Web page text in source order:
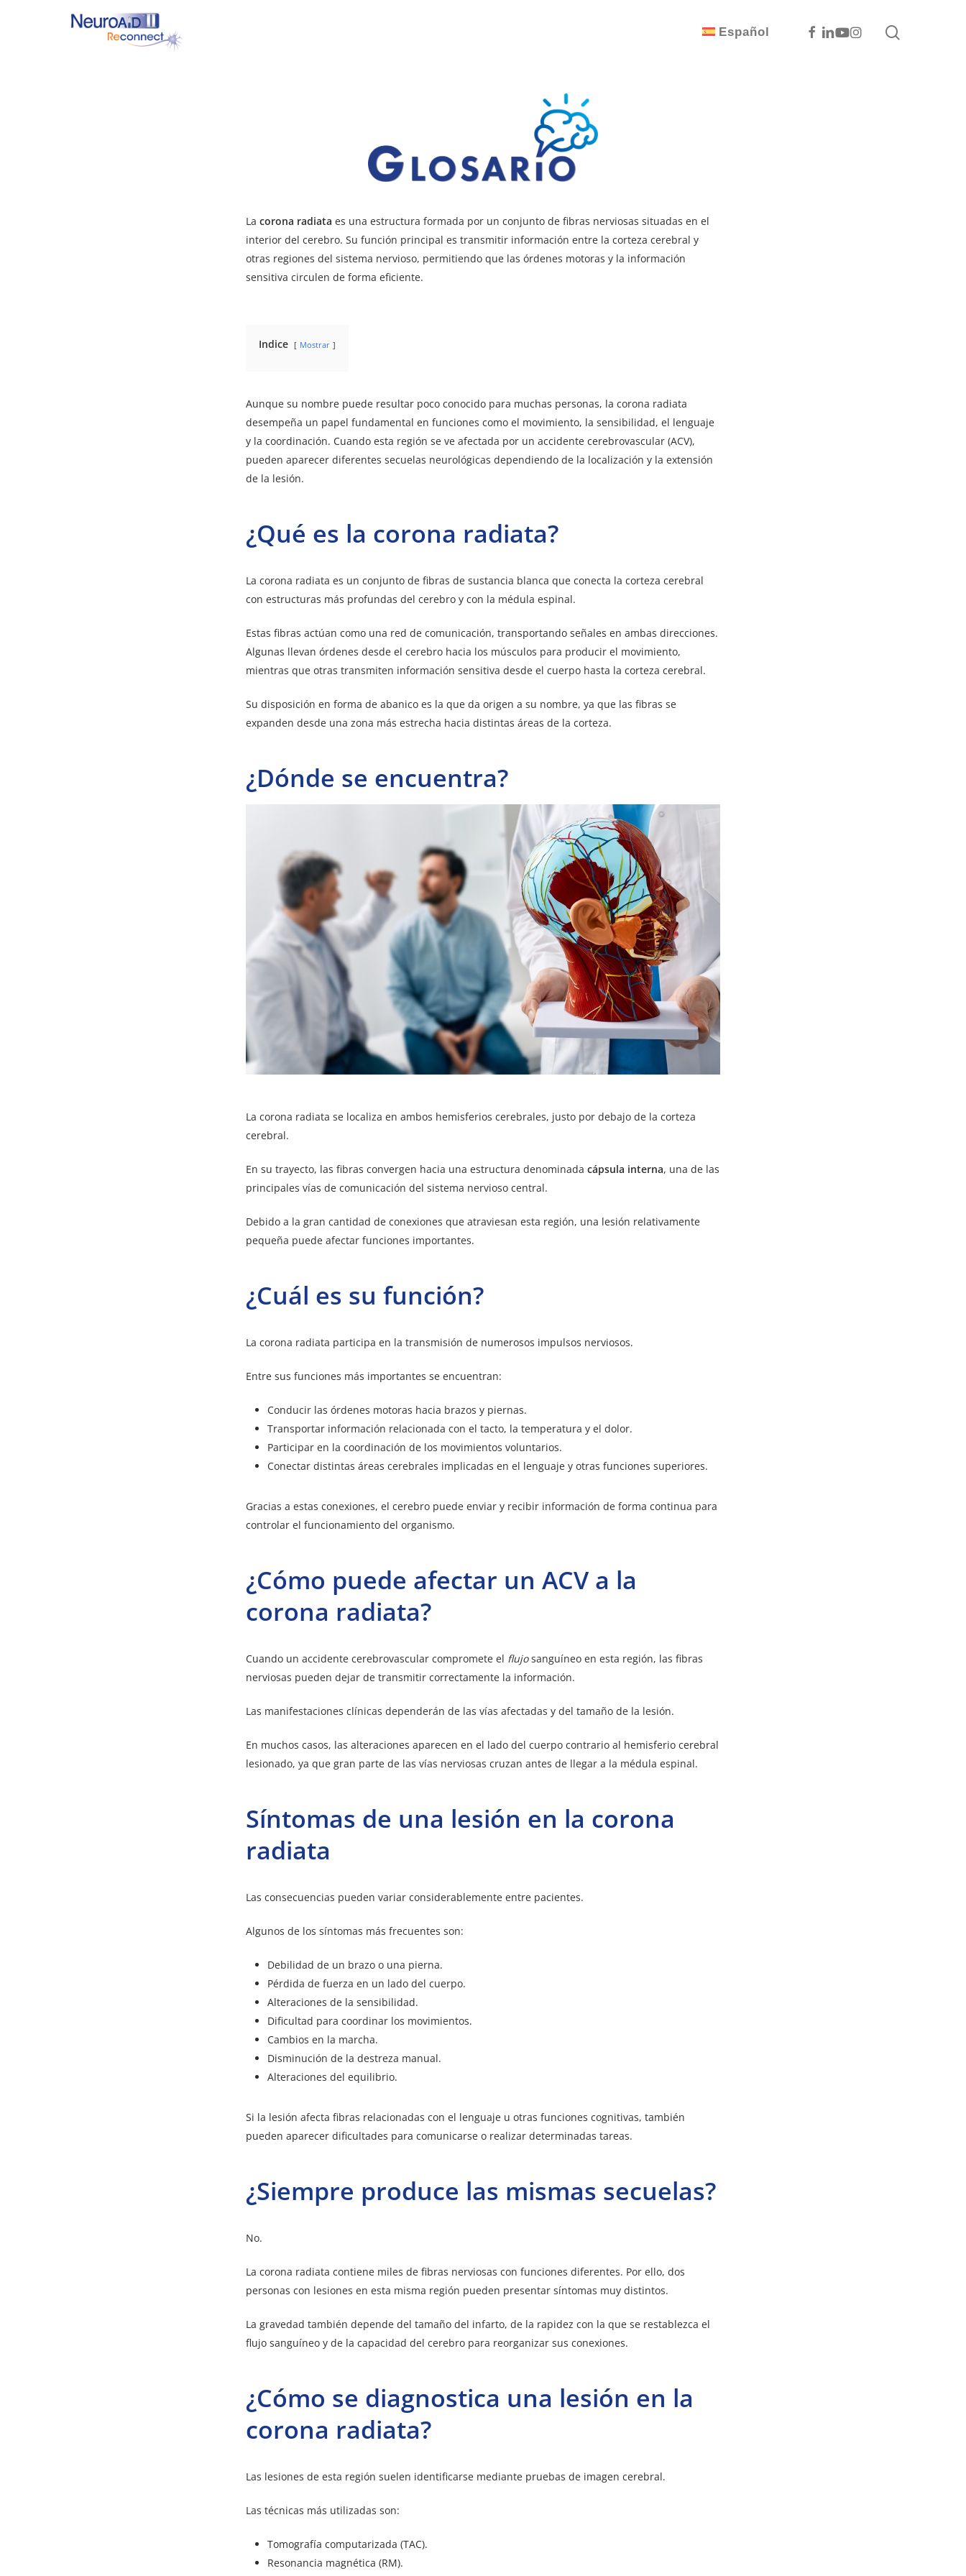
Español Facebook
Linkedin
Youtube
Instagram
Lacorona radiata es una estructura formada por un conjunto de fibras nerviosas situadas en el
interior del cerebro. Su función principal es transmitir información entre la corteza cerebral y
otras regiones del sistema nervioso, permitiendo que las órdenes motoras y la información
sensitiva circulen de forma eficiente.
Indice Mostrar
Aunque su nombre puede resultar poco conocido para muchas personas, la corona radiata
desempeña un papel fundamental en funciones como el movimiento, la sensibilidad, el lenguaje
y la coordinación. Cuando esta región se ve afectada por un accidente cerebrovascular (ACV),
pueden aparecer diferentes secuelas neurológicas dependiendo de la localización y la extensión
de la lesión.
¿Qué es la corona radiata?
La corona radiata es un conjunto de fibras de sustancia blanca que conecta la corteza cerebral
con estructuras más profundas del cerebro y con la médula espinal.
Estas fibras actúan como una red de comunicación, transportando señales en ambas direcciones.
Algunas llevan órdenes desde el cerebro hacia los músculos para producir el movimiento,
mientras que otras transmiten información sensitiva desde el cuerpo hasta la corteza cerebral.
Su disposición en forma de abanico es la que da origen a su nombre, ya que las fibras se
expanden desde una zona más estrecha hacia distintas áreas de la corteza.
¿Dónde se encuentra?
La corona radiata se localiza en ambos hemisferios cerebrales, justo por debajo de la corteza
cerebral.
En su trayecto, las fibras convergen hacia una estructura denominadacápsula interna, una de las
principales vías de comunicación del sistema nervioso central.
Debido a la gran cantidad de conexiones que atraviesan esta región, una lesión relativamente
pequeña puede afectar funciones importantes.
¿Cuál es su función?
La corona radiata participa en la transmisión de numerosos impulsos nerviosos.
Entre sus funciones más importantes se encuentran:
Conducir las órdenes motoras hacia brazos y piernas.
Transportar información relacionada con el tacto, la temperatura y el dolor.
Participar en la coordinación de los movimientos voluntarios.
Conectar distintas áreas cerebrales implicadas en el lenguaje y otras funciones superiores.
Gracias a estas conexiones, el cerebro puede enviar y recibir información deforma continua para
controlar el funcionamiento del organismo.
¿Cómo puede afectar un ACV a la
corona radiata?
Cuando un accidente cerebrovascular compromete el flujosanguíneo en esta región, las fibras
nerviosas pueden dejar de transmitir correctamente la información.
Las manifestaciones clínicas dependerán de las vías afectadas y del tamaño de la lesión.
En muchos casos, las alteraciones aparecen en el lado del cuerpo contrario al hemisferio cerebral
lesionado, ya que gran parte de las vías nerviosas cruzan antes de llegar a la médula espinal.
Síntomas de una lesión en la corona
radiata
Las consecuencias pueden variar considerablemente entre pacientes.
Algunos de los síntomas más frecuentes son:
Debilidad de un brazo o una pierna.
Pérdida de fuerza en un lado del cuerpo.
Alteraciones de la sensibilidad.
Dificultad para coordinar los movimientos.
Cambios en la marcha.
Disminución de la destreza manual.
Alteraciones del equilibrio.
Si la lesión afecta fibras relacionadas con el lenguaje u otras funciones cognitivas, también
pueden aparecer dificultades para comunicarse o realizar determinadas tareas.
¿Siempre produce las mismas secuelas?
No.
La corona radiata contiene miles de fibras nerviosas con funciones diferentes. Por ello, dos
personas con lesiones en esta misma región pueden presentar síntomas muy distintos.
La gravedad también depende del tamaño del infarto, de la rapidez con la que se restablezca el
flujo sanguíneo y de la capacidad del cerebro para reorganizar sus conexiones.
¿Cómo se diagnostica una lesión en la
corona radiata?
Las lesiones de esta región suelen identificarse mediante pruebas de imagen cerebral.
Las técnicas más utilizadas son:
Tomografía computarizada (TAC).
Resonancia magnética (RM).